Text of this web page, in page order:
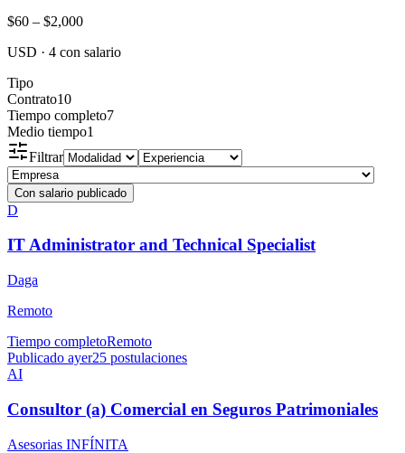
$60 – $2,000
USD · 4 con salario
Tipo
Contrato10
Tiempo completo7
Medio tiempo1
Filtrar
Con salario publicado
D
IT Administrator and Technical Specialist
Daga
Remoto
Tiempo completoRemoto
Publicado ayer25 postulaciones
AI
Consultor (a) Comercial en Seguros Patrimoniales
Asesorias INFÍNITA